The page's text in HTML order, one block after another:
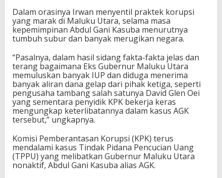
Dalam orasinya Irwan menyentil praktek korupsi
yang marak di Maluku Utara, selama masa
kepemimpinan Abdul Gani Kasuba menurutnya
tumbuh subur dan banyak merugikan negara.
“Pasalnya, dalam hasil sidang fakta-fakta jelas dan
terang bagaimana Eks Gubernur Maluku Utara
memuluskan banyak IUP dan diduga menerima
banyak aliran dana gelap dari pihak ketiga, seperti
pengusaha tambang salah satunya David Glen Oei
yang sementara penyidik KPK bekerja keras
mengungkap keterlibatannya dalam kasus AGK
tersebut,” ungkapnya.
Komisi Pemberantasan Korupsi (KPK) terus
mendalami kasus Tindak Pidana Pencucian Uang
(TPPU) yang melibatkan Gubernur Maluku Utara
nonaktif, Abdul Gani Kasuba alias AGK.